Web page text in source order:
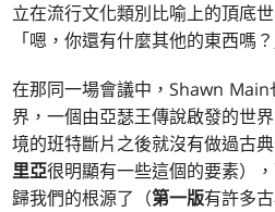
立在流行文化類別比喻上的頂底
「嗯，你還有什麼其他的東西嗎？
在那同一場會議中，Shawn
界，一個由亞瑟王傳說啟發的世
境的班特斷片之後就沒有做過古
里亞很明顯有一些這個的要素）
歸我們的根源了（第一版有許多